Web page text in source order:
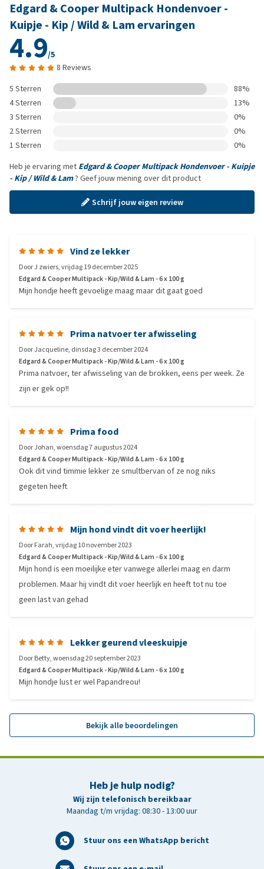
Edgard & Cooper Multipack Hondenvoer -
Kuipje - Kip / Wild & Lam ervaringen
4.9/5
8 Reviews
5 Sterren
88%
4 Sterren
13%
3 Sterren
0%
2 Sterren
0%
1 Sterren
0%
Heb je ervaring met Edgard & Cooper Multipack Hondenvoer - Kuipje
- Kip / Wild & Lam? Geef jouw mening over dit product
Schrijf jouw eigen review
Vind ze lekker
DoorJ zwiers,vrijdag 19 december 2025
Edgard & Cooper Multipack - Kip/Wild & Lam - 6 x 100 g
Mijn hondje heeft gevoelige maag maar dit gaat goed
Prima natvoer ter afwisseling
DoorJacqueline, dinsdag 3 december 2024
Edgard & Cooper Multipack - Kip/Wild & Lam - 6 x 100 g
Prima natvoer, ter afwisseling van de brokken, eens per week. Ze
zijn er gek op!!
Prima food
DoorJohan,woensdag 7 augustus 2024
Edgard & Cooper Multipack - Kip/Wild & Lam - 6 x 100 g
Ook dit vind timmie lekker ze smultbervan of ze nog niks
gegeten heeft
Mijn hond vindt dit voer heerlijk!
DoorFarah,vrijdag 10 november 2023
Edgard & Cooper Multipack - Kip/Wild & Lam - 6 x 100 g
Mijn hond is een moeilijke eter vanwege allerlei maag en darm
problemen. Maar hij vindt dit voer heerlijk en heeft tot nu toe
geen last van gehad
Lekker geurend vleeskuipje
DoorBetty,woensdag 20 september 2023
Edgard & Cooper Multipack - Kip/Wild & Lam - 6 x 100 g
Mijn hondje lust er wel Papandreou!
Bekijk alle beoordelingen
Heb je hulp nodig?
Wij zijn telefonisch bereikbaar
Maandag t/m vrijdag: 08:30 - 13:00 uur
Stuur ons een WhatsApp bericht